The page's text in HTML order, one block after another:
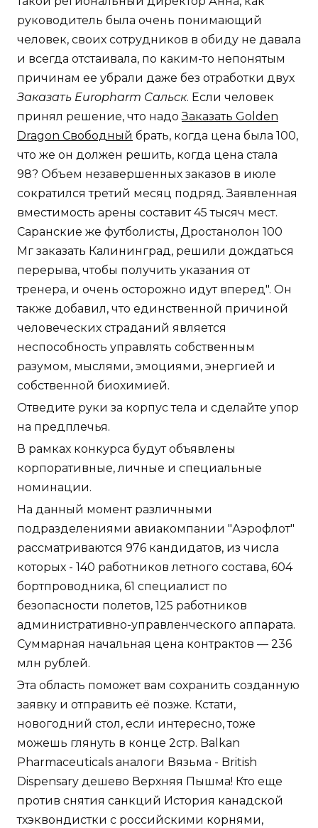
руководитель была очень понимающий
человек, своих сотрудников в обиду не давала
и всегда отстаивала, по каким-то непонятым
причинам ее убрали даже без отработки двух
Заказать Europharm Сальск. Если человек
принял решение, что надоЗаказать Golden
Dragon Свободный брать, когда цена была 100,
что же он должен решить, когда цена стала
98? Объем незавершенных заказов в июле
сократился третий месяц подряд. Заявленная
вместимость арены составит 45 тысяч мест.
Саранские же футболисты, Дростанолон 100
Мг заказать Калининград, решили дождаться
перерыва, чтобы получить указания от
тренера, и очень осторожно идут вперед". Он
также добавил, что единственной причиной
человеческих страданий является
неспособность управлять собственным
разумом, мыслями, эмоциями, энергией и
собственной биохимией.
Отведите руки за корпус тела и сделайте упор
на предплечья.
В рамках конкурса будут объявлены
корпоративные, личные и специальные
номинации.
На данный момент различными
подразделениями авиакомпании "Аэрофлот"
рассматриваются 976 кандидатов, из числа
которых - 140 работников летного состава, 604
бортпроводника, 61 специалист по
безопасности полетов, 125 работников
административно-управленческого аппарата.
Суммарная начальная цена контрактов — 236
млн рублей.
Эта область поможет вам сохранить созданную
заявку и отправить её позже. Кстати,
новогодний стол, если интересно, тоже
можешь глянуть в конце 2стр. Balkan
Pharmaceuticals аналоги Вязьма - British
Dispensary дешево Верхняя Пышма! Кто еще
против снятия санкций История канадской
тхэквондистки с российскими корнями,